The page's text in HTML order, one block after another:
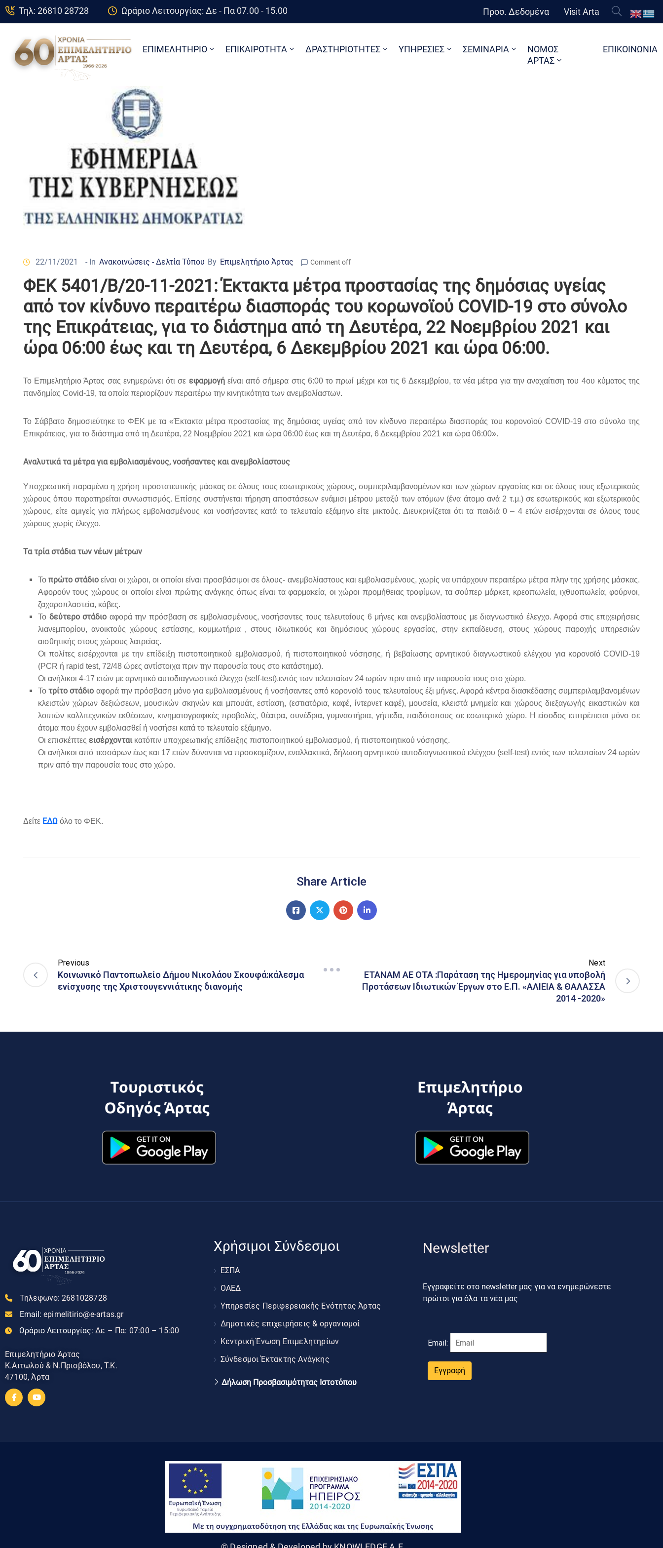
Τηλ: 26810 28728 Ωράριο Λειτουργίας: Δε - Πα 07.00 - 15.00 Προσ. Δεδομένα Visit Arta
ΕΠΙΜΕΛΗΤΗΡΙΟ ΕΠΙΚΑΙΡΟΤΗΤΑ ΔΡΑΣΤΗΡΙΟΤΗΤΕΣ ΥΠΗΡΕΣΙΕΣ ΣΕΜΙΝΑΡΙΑ
ΝΟΜΟΣ
ΑΡΤΑΣ
ΕΠΙΚΟΙΝΩΝΙΑ
22/11/2021 - In Ανακοινώσεις - Δελτία Τύπου By Επιμελητήριο Άρτας Comment off
ΦΕΚ 5401/Β/20-11-2021: Έκτακτα μέτρα προστασίας της δημόσιας υγείας
από τον κίνδυνο περαιτέρω διασποράς του κορωνοϊού COVID-19 στο σύνολο
της Επικράτειας, για το διάστημα από τη Δευτέρα, 22 Νοεμβρίου 2021 και
ώρα 06:00 έως και τη Δευτέρα, 6 Δεκεμβρίου 2021 και ώρα 06:00.
Το Επιμελητήριο Άρτας σας ενημερώνει ότισε εφαρμογήείναι από σήμερα στις 6:00 το πρωί μέχρι και τις 6 Δεκεμβρίου, τα νέα μέτρα για την αναχαίτιση του 4ου κύματος της
πανδημίας Covid-19, τα οποία περιορίζουν περαιτέρω την κινητικότητα των ανεμβολίαστων.
Το Σάββατο δημοσιεύτηκε το ΦΕΚ με τα «Έκτακτα μέτρα προστασίας της δημόσιας υγείας από τον κίνδυνο περαιτέρω διασποράς του κορονοϊού COVID-19 στο σύνολο της
Επικράτειας, για το διάστημα από τη Δευτέρα, 22 Νοεμβρίου 2021 και ώρα 06:00 έως και τη Δευτέρα, 6 Δεκεμβρίου 2021 και ώρα 06:00».
Aναλυτικά τα μέτρα για εμβολιασμένους, νοσήσαντες και ανεμβολίαστους
Υποχρεωτική παραμένει η χρήση προστατευτικής μάσκας σε όλους τους εσωτερικούς χώρους, συμπεριλαμβανομένων και των χώρων εργασίας και σε όλους τους εξωτερικούς
χώρους όπου παρατηρείται συνωστισμός. Επίσης συστήνεται τήρηση αποστάσεων ενάμισι μέτρου μεταξύ των ατόμων (ένα άτομο ανά 2 τ.μ.) σε εσωτερικούς και εξωτερικούς
χώρους, είτε αμιγείς για πλήρως εμβολιασμένους και νοσήσαντες κατά το τελευταίο εξάμηνο είτε μικτούς. Διευκρινίζεται ότι τα παιδιά 0 – 4 ετών εισέρχονται σε όλους τους
χώρους χωρίς έλεγχο.
Τα τρία στάδια των νέων μέτρων
Τοπρώτο στάδιο είναι οι χώροι, οι οποίοι είναι προσβάσιμοι σε όλους- ανεμβολίαστους και εμβολιασμένους, χωρίς να υπάρχουν περαιτέρω μέτρα πλην της χρήσης μάσκας.
Αφορούν τους χώρους οι οποίοι είναι πρώτης ανάγκης όπως είναι τα φαρμακεία, οι χώροι προμήθειας τροφίμων, τα σούπερ μάρκετ, κρεοπωλεία, ιχθυοπωλεία, φούρνοι,
ζαχαροπλαστεία, κάβες.
Το δεύτερο στάδιο αφορά την πρόσβαση σε εμβολιασμένους, νοσήσαντες τους τελευταίους 6 μήνες και ανεμβολίαστους με διαγνωστικό έλεγχο. Αφορά στις επιχειρήσεις
λιανεμπορίου, ανοικτούς χώρους εστίασης, κομμωτήρια , στους ιδιωτικούς και δημόσιους χώρους εργασίας, στην εκπαίδευση, στους χώρους παροχής υπηρεσιών
αισθητικής στους χώρους λατρείας.
Οι πολίτες εισέρχονται με την επίδειξη πιστοποιητικού εμβολιασμού, ή πιστοποιητικού νόσησης, ή βεβαίωσης αρνητικού διαγνωστικού ελέγχου για κορονοϊό COVID-19
(PCR ή rapid test, 72/48 ώρες αντίστοιχα πριν την παρουσία τους στο κατάστημα).
Οι ανήλικοι 4-17 ετών με αρνητικό αυτοδιαγνωστικό έλεγχο (self-test),εντός των τελευταίων 24 ωρών πριν από την παρουσία τους στο χώρο.
Τοτρίτο στάδιο αφορά την πρόσβαση μόνο για εμβολιασμένους ή νοσήσαντες από κορονοϊό τους τελευταίους έξι μήνες. Αφορά κέντρα διασκέδασης συμπεριλαμβανομένων
κλειστών χώρων δεξιώσεων, μουσικών σκηνών και μπουάτ, εστίαση, (εστιατόρια, καφέ, ίντερνετ καφέ), μουσεία, κλειστά μνημεία και χώρους διεξαγωγής εικαστικών και
λοιπών καλλιτεχνικών εκθέσεων, κινηματογραφικές προβολές, θέατρα, συνέδρια, γυμναστήρια, γήπεδα, παιδότοπους σε εσωτερικό χώρο. Η είσοδος επιτρέπεται μόνο σε
άτομα που έχουν εμβολιασθεί ή νοσήσει κατά το τελευταίο εξάμηνο.
Οι επισκέπτες εισέρχονταικατόπιν υποχρεωτικής επίδειξης πιστοποιητικού εμβολιασμού, ή πιστοποιητικού νόσησης.
Οι ανήλικοι από τεσσάρων έως και 17 ετών δύνανται να προσκομίζουν, εναλλακτικά, δήλωση αρνητικού αυτοδιαγνωστικού ελέγχου (self-test) εντός των τελευταίων 24 ωρών
πριν από την παρουσία τους στο χώρο.
Δείτε ΕΔΩ όλο το ΦΕΚ.
Share Article
Previous
Κοινωνικό Παντοπωλείο Δήμου Νικολάου Σκουφά:κάλεσμα
ενίσχυσης της Χριστουγεννιάτικης διανομής
Next
ΕΤΑΝΑΜ ΑΕ ΟΤΑ :Παράταση της Ημερομηνίας για υποβολή
Προτάσεων Ιδιωτικών Έργων στο Ε.Π. «ΑΛΙΕΙΑ & ΘΑΛΑΣΣΑ
2014 -2020»
Τηλεφωνο: 2681028728
Email: epimelitirio@e-artas.gr
Ωράριο Λειτουργίας: Δε – Πα: 07:00 – 15:00
Επιμελητήριο Άρτας
Κ.Αιτωλού & Ν.Πριοβόλου, Τ.Κ.
47100, Άρτα
Χρήσιμοι Σύνδεσμοι
ΕΣΠΑ
ΟΑΕΔ
Υπηρεσίες Περιφερειακής Ενότητας Άρτας
Δημοτικές επιχειρήσεις & οργανισμοί
Κεντρική Ένωση Επιμελητηρίων
Σύνδεσμοι Έκτακτης Ανάγκης
Δήλωση Προσβασιμότητας Ιστοτόπου
Newsletter
Εγγραφείτε στο newsletter μας για να ενημερώνεστε
πρώτοι για όλα τα νέα μας
Email:
Εγγραφή